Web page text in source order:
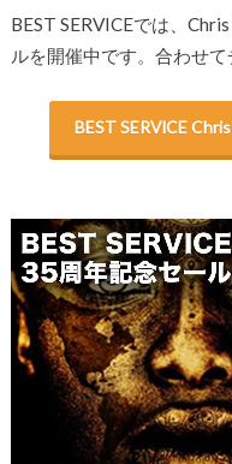
BEST SERVICEでは、
ルを開催中です。合わせて
BEST SERVICE